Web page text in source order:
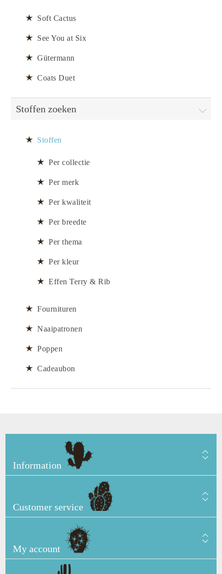
Soft Cactus
See You at Six
Gütermann
Coats Duet
Stoffen zoeken
Stoffen
Per collectie
Per merk
Per kwaliteit
Per breedte
Per thema
Per kleur
Effen Terry & Rib
Fournituren
Naaipatronen
Poppen
Cadeaubon
Information
Customer service
My account